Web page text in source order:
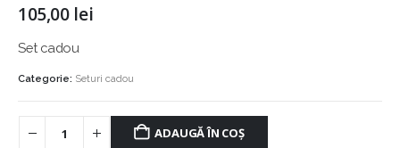
105,00 lei
Set cadou
Categorie: Seturi cadou
ADAUGĂ ÎN COȘ